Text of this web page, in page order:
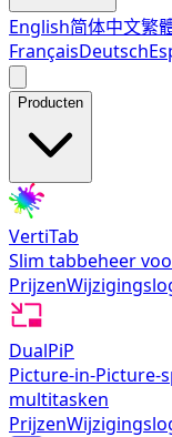
English简体中文繁
FrançaisDeutsch
Producten
VertiTab
Slim tabbeheer
Prijzen
DualPiP
Picture-in-Picture-
multitasken
Prijzen